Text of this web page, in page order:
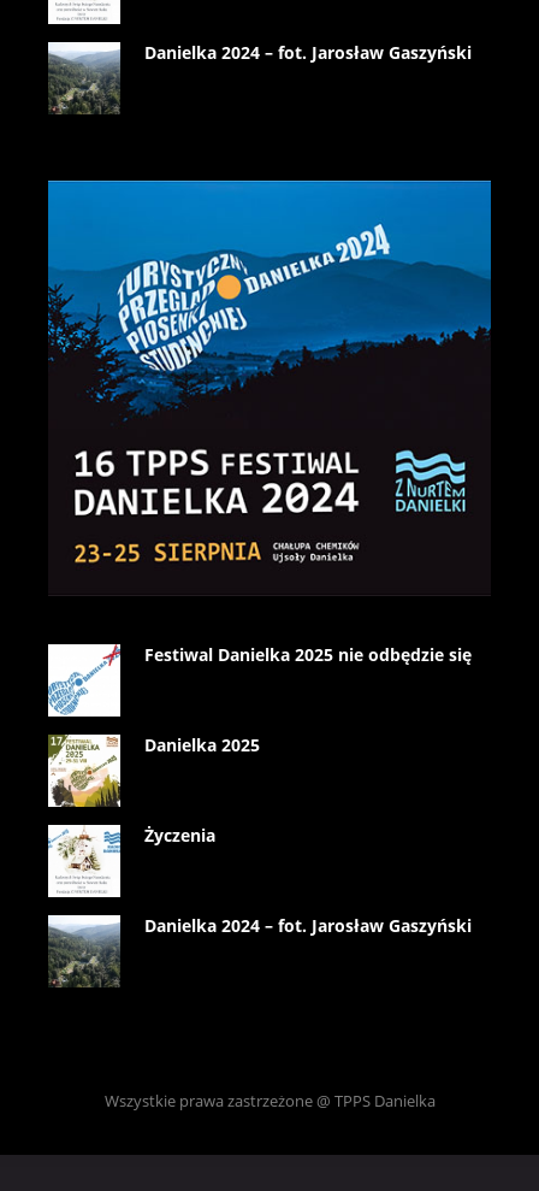
Danielka 2024 – fot. Jarosław Gaszyński
Festiwal Danielka 2025 nie odbędzie się
Danielka 2025
Życzenia
Danielka 2024 – fot. Jarosław Gaszyński
Wszystkie prawa zastrzeżone @ TPPS Danielka